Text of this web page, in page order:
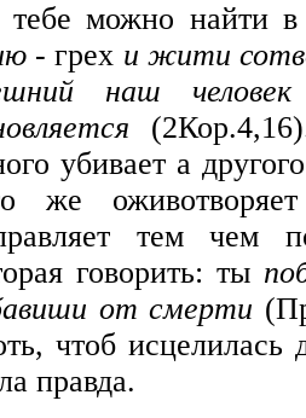
можно найти
- грех и жити
наш
убивает а
же
тем чем
говорить: ты
от смерти
чтоб
правда.